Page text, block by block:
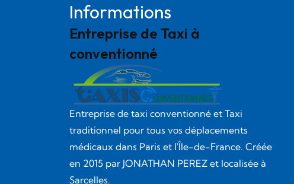
Informations
Entreprise de Taxi à
conventionné
Entreprise de taxi conventionné et Taxi
traditionnel pour tous vos déplacements
médicaux dans Paris et l'Île-de-France. Créée
en 2015 par JONATHAN PEREZ et localisée à
Sarcelles.